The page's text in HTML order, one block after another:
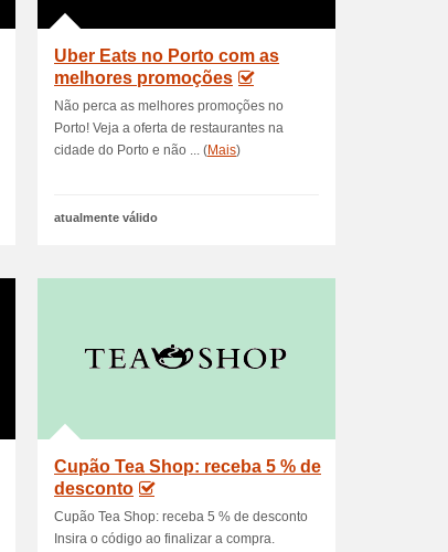
Uber Eats no Porto com as
melhores promoções
Não perca as melhores promoções no
Porto! Veja a oferta de restaurantes na
cidade do Porto e não ... (Mais)
atualmente válido
Cupão Tea Shop: receba 5 % de
desconto
Cupão Tea Shop: receba 5 % de desconto
Insira o código ao finalizar a compra.